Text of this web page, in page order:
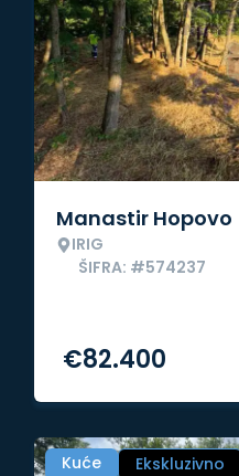
Manastir Hopovo
IRIG
ŠIFRA: #574237
€82.400
Kuće Ekskluzivno